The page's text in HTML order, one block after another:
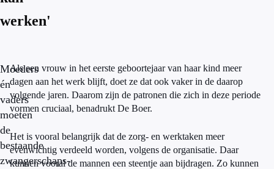
werken'
Moeders
én
vaders
moeten
de
bestaande
zwangerschaps-
Als een vrouw in het eerste geboortejaar van haar kind meer
dagen aan het werk blijft, doet ze dat ook vaker in de daarop
volgende jaren. Daarom zijn de patronen die zich in deze periode
vormen cruciaal, benadrukt De Boer.
Het is vooral belangrijk dat de zorg- en werktaken meer
evenwichtig verdeeld worden, volgens de organisatie. Daar
kunnen vooral de mannen een steentje aan bijdragen. Zo kunnen